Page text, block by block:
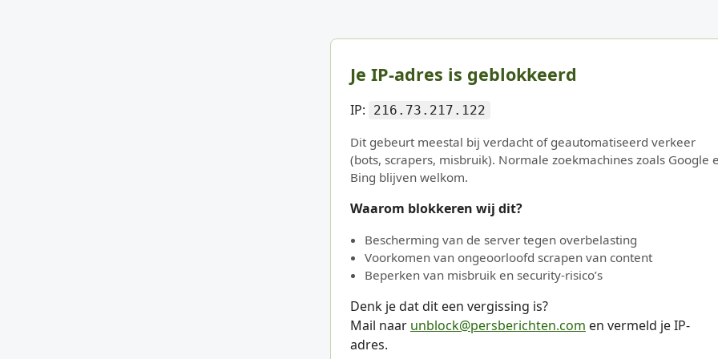
Je IP-adres is geblokkeerd
IP: 216.73.217.122
Dit gebeurt meestal bij verdacht of geautomatiseerd verkeer
(bots, scrapers, misbruik). Normale zoekmachines zoals Google
Bing blijven welkom.
Waarom blokkeren wij dit?
Bescherming van de server tegen overbelasting
Voorkomen van ongeoorloofd scrapen van content
Beperken van misbruik en security-risico’s
Denk je dat dit een vergissing is?
Mail naar unblock@persberichten.com en vermeld je IP-
adres.